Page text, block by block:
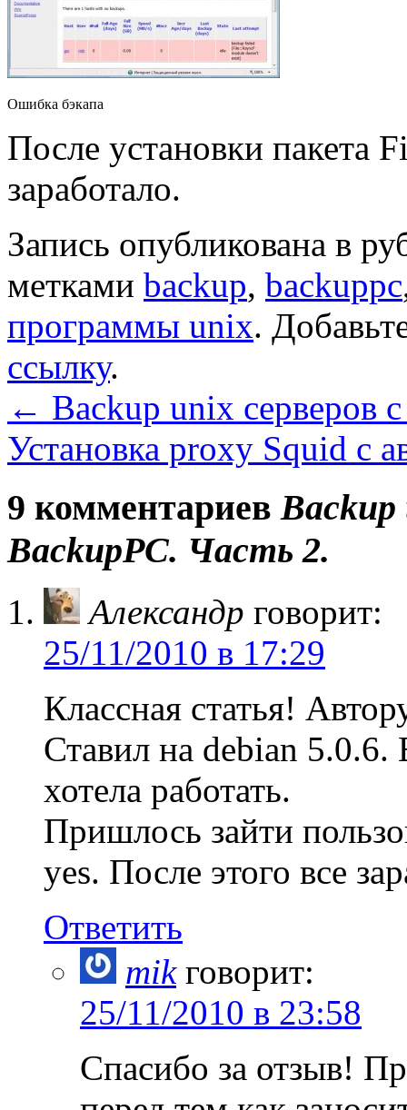
Ошибка бэкапа
После установки пакета
заработало.
Запись опубликована в
метками backup, backuppc
программы unix.
ссылку.
← Backup unix серверов
Установка proxy Squid с
9 комментариев Backup
BackupPC. Часть 2.
Александр говорит:
25/11/2010 в 17:29
Классная статья!
Ставил на debian 5.0.6.
хотела работать.
Пришлось зайти
yes. После этого все
Ответить
mik говорит:
25/11/2010 в 23:58
Спасибо за отзыв!